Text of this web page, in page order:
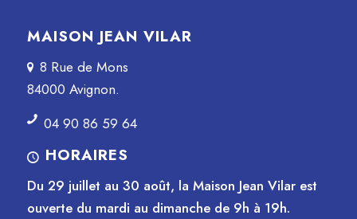
MAISON JEAN VILAR
8 Rue de Mons
84000 Avignon.
04 90 86 59 64
HORAIRES
Du 29 juillet au 30 août, la Maison Jean Vilar est
ouverte du mardi au dimanche de 9h à 19h.